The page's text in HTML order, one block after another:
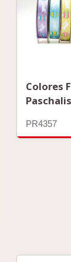
Colores
PR4357